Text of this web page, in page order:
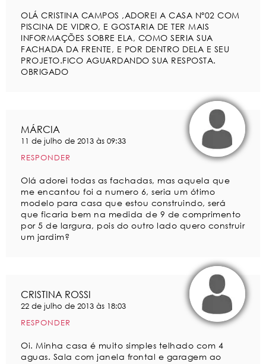
OLÁ CRISTINA CAMPOS ,ADOREI A CASA Nº02 COM
PISCINA DE VIDRO, E GOSTARIA DE TER MAIS
INFORMAÇÕES SOBRE ELA, COMO SERIA SUA
FACHADA DA FRENTE, E POR DENTRO DELA E SEU
PROJETO.FICO AGUARDANDO SUA RESPOSTA.
OBRIGADO
MÁRCIA
11 de julho de 2013 às 09:33
RESPONDER
Olá adorei todas as fachadas, mas aquela que
me encantou foi a numero 6, seria um ótimo
modelo para casa que estou construindo, será
que ficaria bem na medida de 9 de comprimento
por 5 de largura, pois do outro lado quero construir
um jardim?
CRISTINA ROSSI
22 de julho de 2013 às 18:03
RESPONDER
Oi. Minha casa é muito simples telhado com 4
aguas. Sala com janela frontal e garagem ao